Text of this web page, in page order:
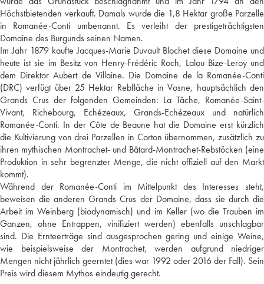
Höchstbietenden verkauft. Damals wurde die 1,8 Hektar große Parzelle
in Romanée-Conti umbenannt. Es verleiht der prestigeträchtigsten
Domaine des Burgunds seinen Namen.
Im Jahr 1879 kaufte Jacques-Marie Duvault Blochet diese Domaine und
heute ist sie im Besitz von Henry-Frédéric Roch, Lalou Bize-Leroy und
dem Direktor Aubert de Villaine. Die Domaine de la Romanée-Conti
(DRC) verfügt über 25 Hektar Rebfläche in Vosne, hauptsächlich den
Grands Crus der folgenden Gemeinden: La Tâche, Romanée-Saint-
Vivant, Richebourg, Echézeaux, Grands-Echézeaux und natürlich
Romanée-Conti. In der Côte de Beaune hat die Domaine erst kürzlich
die Kultivierung von drei Parzellen in Corton übernommen, zusätzlich zu
ihren mythischen Montrachet- und Bâtard-Montrachet-Rebstöcken (eine
Produktion in sehr begrenzter Menge, die nicht offiziell auf den Markt
kommt).
Während der Romanée-Conti im Mittelpunkt des Interesses steht,
beweisen die anderen Grands Crus der Domaine, dass sie durch die
Arbeit im Weinberg (biodynamisch) und im Keller (wo die Trauben im
Ganzen, ohne Entrappen, vinifiziert werden) ebenfalls unschlagbar
sind. Die Ernteerträge sind ausgesprochen gering und einige Weine,
wie beispielsweise der Montrachet, werden aufgrund niedriger
Mengen nicht jährlich geerntet (dies war 1992 oder 2016 der Fall). Sein
Preis wird diesem Mythos eindeutig gerecht.